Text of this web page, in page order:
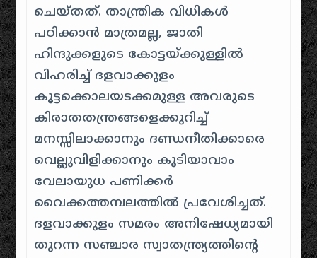
ചെയ്തത്. താന്ത്രിക വിധികൾ
പഠിക്കാൻ മാത്രമല്ല, ജാതി
ഹിന്ദുക്കളുടെ കോട്ടയ്ക്കുള്ളിൽ
വിഹരിച്ച് ദളവാക്കുളം
കൂട്ടക്കൊലയടക്കമുള്ള അവരുടെ
കിരാതതന്ത്രങ്ങളെക്കുറിച്ച്
മനസ്സിലാക്കാനും ദണ്ഡനീതിക്കാരെ
വെല്ലുവിളിക്കാനും കൂടിയാവാം
വേലായുധ പണിക്കർ
വൈക്കത്തമ്പലത്തിൽ പ്രവേശിച്ചത്.
ദളവാക്കുളം സമരം അനിഷേധ്യമായി
തുറന്ന സഞ്ചാര സ്വാതന്ത്ര്യത്തിന്റെ